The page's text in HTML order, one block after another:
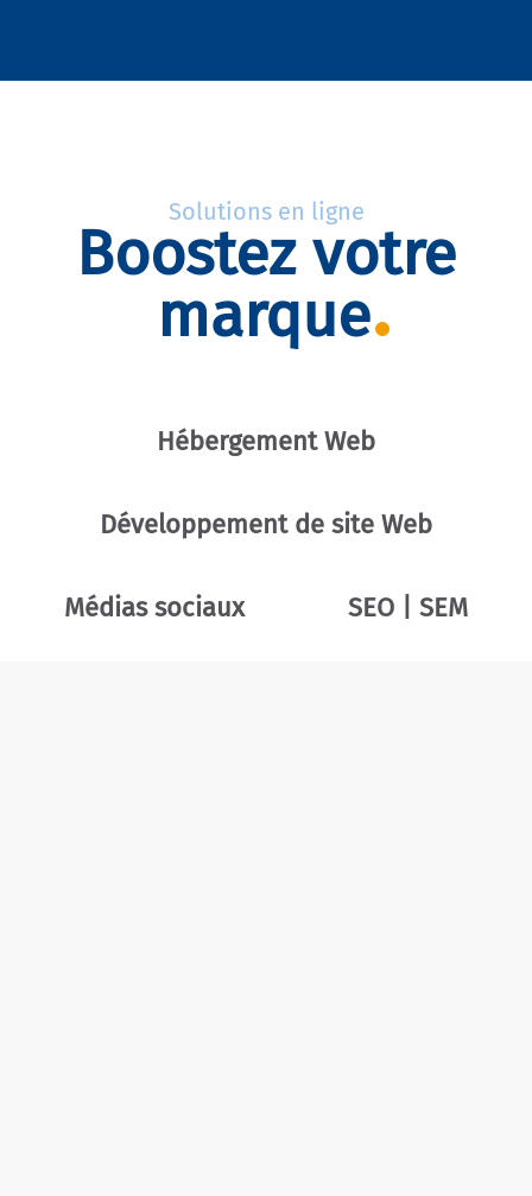
Solutions en ligne
Boostez votre
marque
Hébergement Web
Développement de site Web
Médias sociaux SEO | SEM